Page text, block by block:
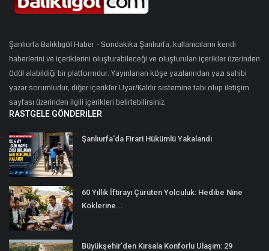
Şanlıurfa Balıklıgöl Haber - Sondakika Şanlıurfa, kullanıcıların kendi
haberlerini ve içeriklerini oluşturabileceği ve oluşturulan içerikler üzerinden
ödül alabildiği bir platformdur. Yayınlanan köşe yazılarından yazı sahibi
yazar sorumludur, diğer içerikler Uyar/Kaldır sistemine tabi olup iletişim
sayfası üzerinden ilgili içerikleri belirtebilirsiniz.
RASTGELE GÖNDERILER
Şanlıurfa'da Firari Hükümlü Yakalandı
60 Yıllık İftirayı Çürüten Yolculuk: Hedibe Nine
Köklerine...
Büyükşehir’den Kırsala Konforlu Ulaşım: 29